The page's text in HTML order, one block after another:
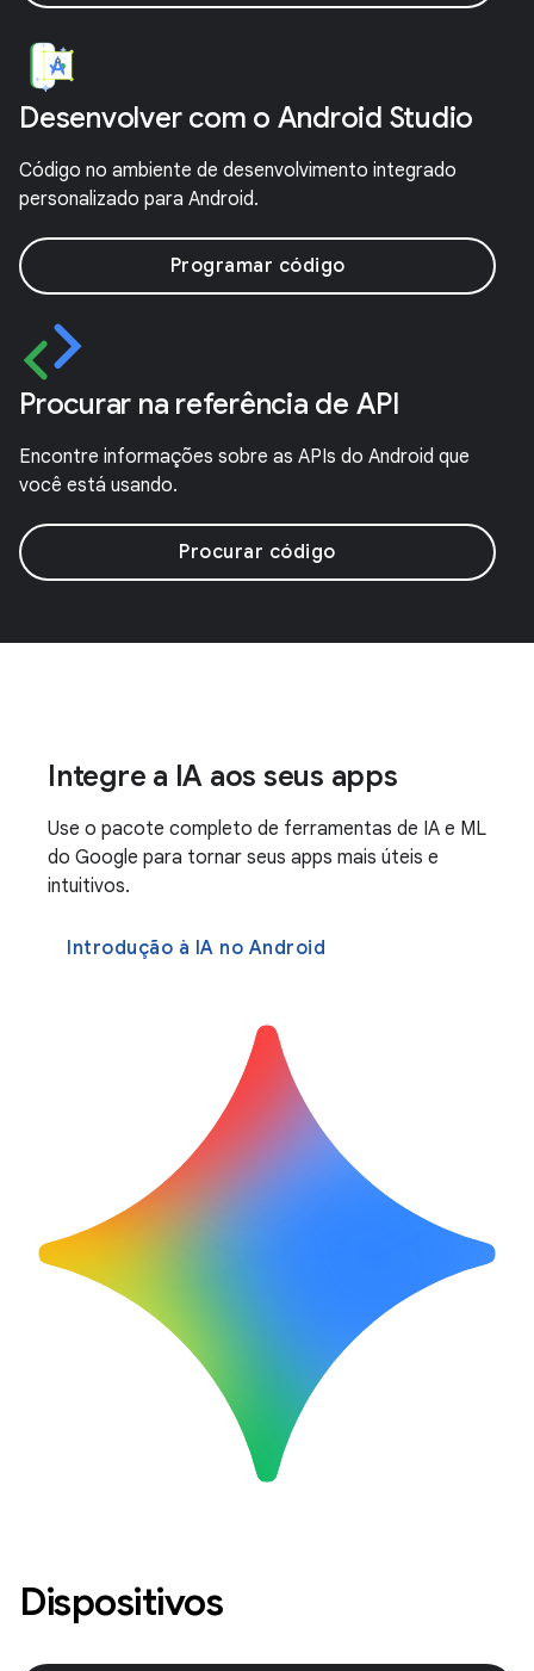
Desenvolver com o Android Studio
Código no ambiente de desenvolvimento integrado
personalizado para Android.
Programar código
Procurar na referência de API
Encontre informações sobre as APIs do Android que
você está usando.
Procurar código
Integre a IA aos seus apps
Use o pacote completo de ferramentas de IA e ML
do Google para tornar seus apps mais úteis e
intuitivos.
Introdução à IA no Android
Dispositivos